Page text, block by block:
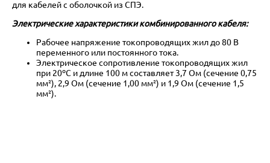
для кабелей с оболочкой из СПЭ.
Электрические характеристики комбинированного кабеля:
Рабочее напряжение токопроводящих жил до 80 В
переменного или постоянного тока.
Электрическое сопротивление токопроводящих жил
при 20ºС и длине 100 м составляет 3,7 Ом (сечение 0,75
мм²), 2,9 Ом (сечение 1,00 мм²) и 1,9 Ом (сечение 1,5
мм²).